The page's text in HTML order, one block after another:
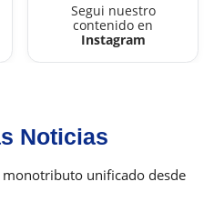
Segui nuestro
contenido en
Instagram
Noticias
unificado desde